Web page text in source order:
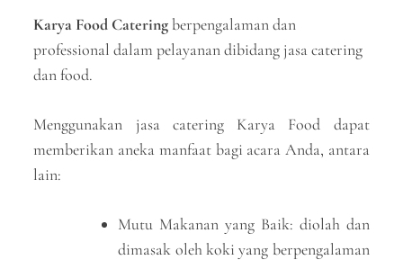
Karya Food Catering berpengalaman dan
professional dalam pelayanan dibidang jasa catering
dan food.
Menggunakan jasa catering Karya Food dapat
memberikan aneka manfaat bagi acara Anda, antara
lain:
Mutu Makanan yang Baik: diolah dan
dimasak oleh koki yang berpengalaman